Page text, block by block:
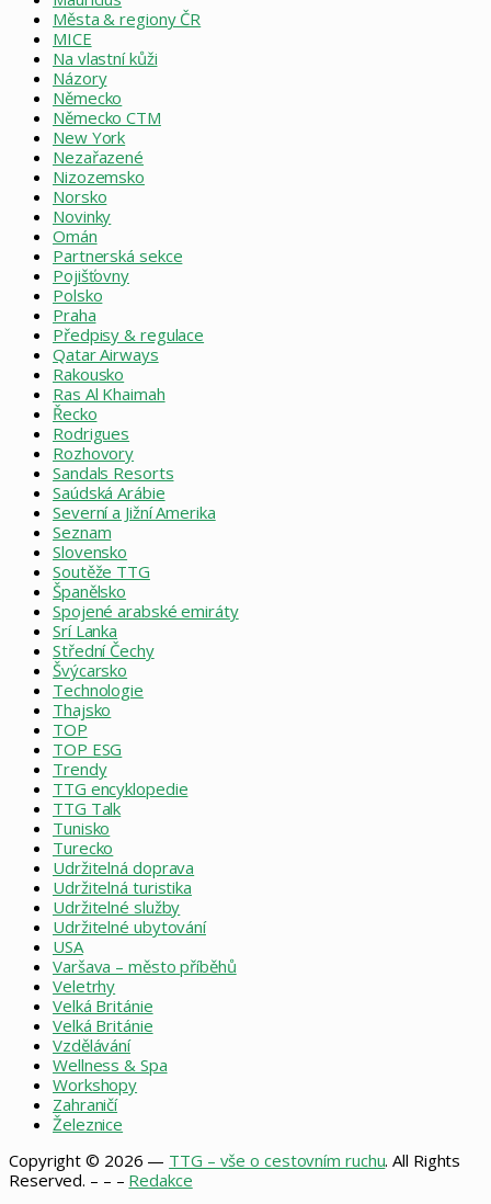
Města & regiony ČR
MICE
Na vlastní kůži
Názory
Německo
Německo CTM
New York
Nezařazené
Nizozemsko
Norsko
Novinky
Omán
Partnerská sekce
Pojišťovny
Polsko
Praha
Předpisy & regulace
Qatar Airways
Rakousko
Ras Al Khaimah
Řecko
Rodrigues
Rozhovory
Sandals Resorts
Saúdská Arábie
Severní a Jižní Amerika
Seznam
Slovensko
Soutěže TTG
Španělsko
Spojené arabské emiráty
Srí Lanka
Střední Čechy
Švýcarsko
Technologie
Thajsko
TOP
TOP ESG
Trendy
TTG encyklopedie
TTG Talk
Tunisko
Turecko
Udržitelná doprava
Udržitelná turistika
Udržitelné služby
Udržitelné ubytování
USA
Varšava – město příběhů
Veletrhy
Velká Británie
Velká Británie
Vzdělávání
Wellness & Spa
Workshopy
Zahraničí
Železnice
Copyright © 2026 — TTG – vše o cestovním ruchu. All Rights
Reserved. – – – Redakce